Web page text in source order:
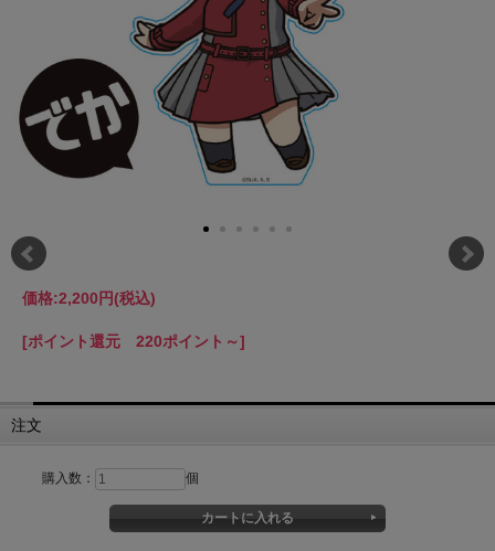
価格:2,200円(税込)
[ポイント還元 220ポイント～]
注文
購入数： 個